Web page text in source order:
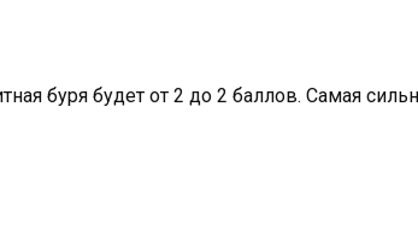
буря будет от 2 до 2 баллов. Самая